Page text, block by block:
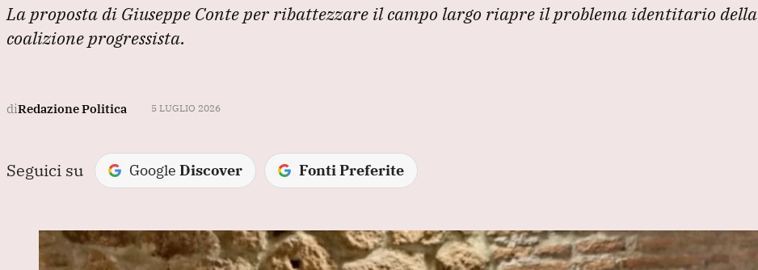
La proposta di Giuseppe Conte per ribattezzare il campo largo riapre il problema identitario della
coalizione progressista.
diRedazione Politica 5 LUGLIO 2026
Seguici su Google Discover Fonti Preferite